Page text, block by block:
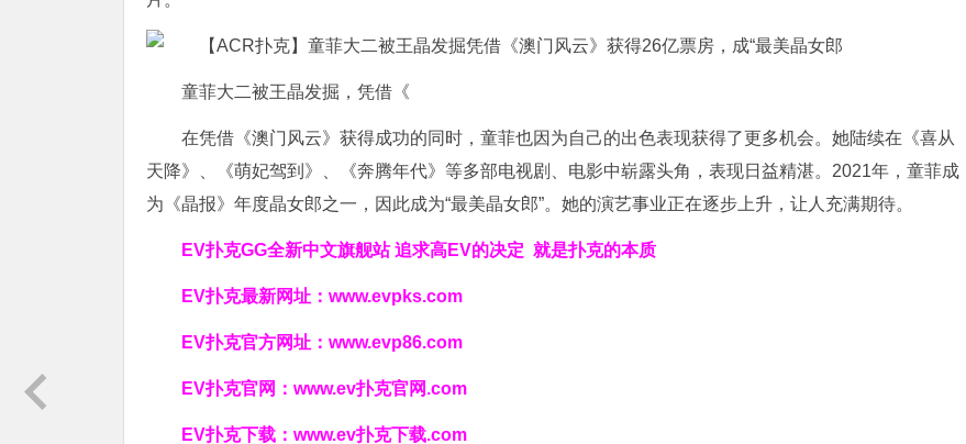
童菲大二被王晶发掘，凭借《
在凭借《澳门风云》获得成功的同时，童菲也因为自己的出色表现获得了更多机会。她陆续在《喜从
天降》、《萌妃驾到》、《奔腾年代》等多部电视剧、电影中崭露头角，表现日益精湛。2021年，童菲成
为《晶报》年度晶女郎之一，因此成为“最美晶女郎”。她的演艺事业正在逐步上升，让人充满期待。
EV扑克GG全新中文旗舰站追求高EV的决定 就是扑克的本质
EV扑克最新网址： www.evpks.com
EV扑克官方网址： www.evp86.com
EV扑克官网： www.ev扑克官网.com
EV扑克下载： www.ev扑克下载.com